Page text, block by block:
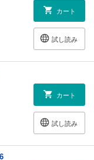
写真集が発売予定！
イザー 占いと心理学の
き日々』
ター女優
!!
第54回ニュルブルク
カート
試し読み
カート
試し読み